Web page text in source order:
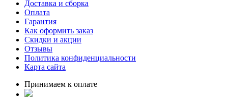
Доставка и сборка
Оплата
Гарантия
Как оформить заказ
Скидки и акции
Отзывы
Политика конфиденциальности
Карта сайта
Принимаем к оплате